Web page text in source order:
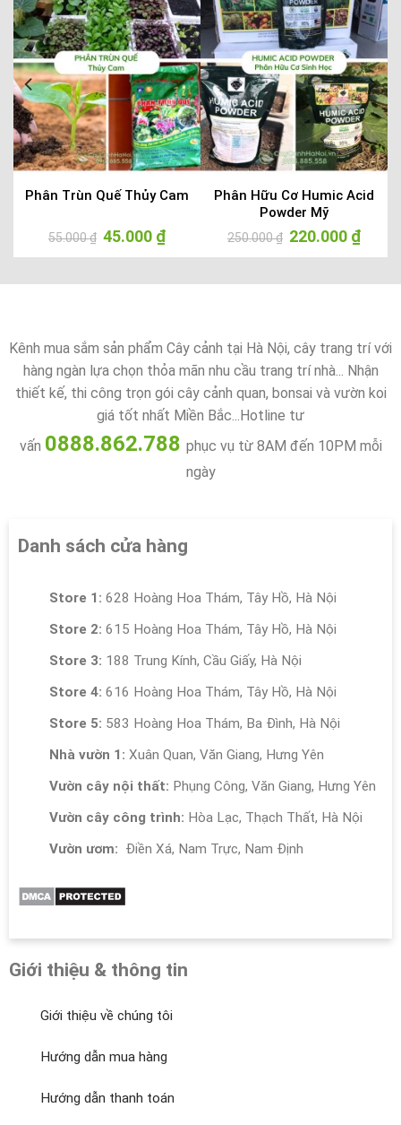
Phân Trùn Quế Thủy Cam
55.000₫ Giá
gốc
là:
45.000 ₫Giá
tại
45.000 ₫.
Phân Hữu Cơ Humic Acid
Powder Mỹ
250.000₫ Giá
gốc
là:
220.000 ₫Giá
tại
Kênh mua sắm sản phẩm Cây cảnh tại Hà Nội, cây trang trí với
hàng ngàn lựa chọn thỏa mãn nhu cầu trang trí nhà... Nhận
thiết kế, thi công trọn gói cây cảnh quan, bonsai và vườn koi
giá tốt nhất Miền Bắc...Hotline tư
vấn 0888.862.788 phục vụ từ 8AM đến 10PM mỗi
ngày
Danh sách cửa hàng
Store 1: 628 Hoàng Hoa Thám, Tây Hồ, Hà Nội
Store 2: 615 Hoàng Hoa Thám, Tây Hồ, Hà Nội
Store 3: 188 Trung Kính, Cầu Giấy, Hà Nội
Store 4: 616 Hoàng Hoa Thám, Tây Hồ, Hà Nội
Store 5: 583 Hoàng Hoa Thám, Ba Đình, Hà Nội
Nhà vườn 1: Xuân Quan, Văn Giang, Hưng Yên
Vườn cây nội thất: Phụng Công, Văn Giang, Hưng Yên
Vườn cây công trình: Hòa Lạc, Thạch Thất, Hà Nội
Vườn ươm: Điền Xá, Nam Trực, Nam Định
Giới thiệu & thông tin
Giới thiệu về chúng tôi
Hướng dẫn mua hàng
Hướng dẫn thanh toán